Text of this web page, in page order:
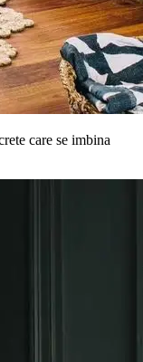
care se imbina